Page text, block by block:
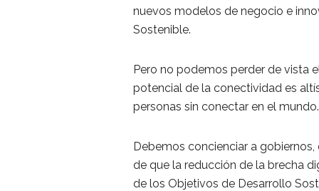
nuevos modelos de negocio e
Sostenible.
Pero no podemos perder de vista
potencial de la conectividad es
personas sin conectar en el mundo.
Debemos concienciar a
de que la reducción de la brecha
de los Objetivos de Desarrollo